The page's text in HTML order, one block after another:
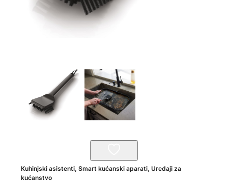
Kuhinjski asistenti,Smart kućanski aparati,Uređaji za
kućanstvo